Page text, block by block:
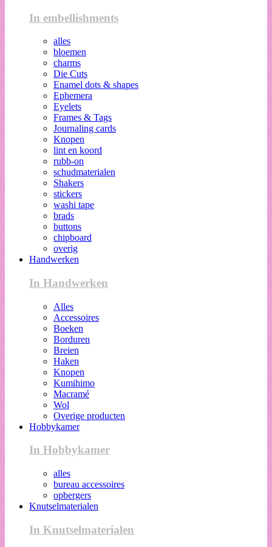
In embellishments
alles
bloemen
charms
Die Cuts
Enamel dots & shapes
Ephemera
Eyelets
Frames & Tags
Journaling cards
Knopen
lint en koord
rubb-on
schudmaterialen
Shakers
stickers
washi tape
brads
buttons
chipboard
overig
Handwerken
In Handwerken
Alles
Accessoires
Boeken
Borduren
Breien
Haken
Knopen
Kumihimo
Macramé
Wol
Overige producten
Hobbykamer
In Hobbykamer
alles
bureau accessoires
opbergers
Knutselmaterialen
In Knutselmaterialen